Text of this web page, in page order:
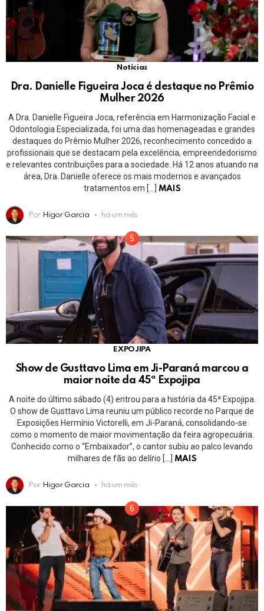
Notícias
Dra. Danielle Figueira Joca é destaque no Prêmio
Mulher 2026
A Dra. Danielle Figueira Joca, referência em Harmonização Facial e
Odontologia Especializada, foi uma das homenageadas e grandes
destaques do Prêmio Mulher 2026, reconhecimento concedido a
profissionais que se destacam pela excelência, empreendedorismo
e relevantes contribuições para a sociedade. Há 12 anos atuando na
área, Dra. Danielle oferece os mais modernos e avançados
tratamentos em […] MAIS
Por Higor Garcia há um mês
EXPOJIPA
Show de Gusttavo Lima em Ji-Paraná marcou a
maior noite da 45ª Expojipa
A noite do último sábado (4) entrou para a história da 45ª Expojipa.
O show de Gusttavo Lima reuniu um público recorde no Parque de
Exposições Hermínio Victorelli, em Ji-Paraná, consolidando-se
como o momento de maior movimentação da feira agropecuária.
Conhecido como o “Embaixador”, o cantor subiu ao palco levando
milhares de fãs ao delírio […]
MAIS
Por Higor Garcia há um mês